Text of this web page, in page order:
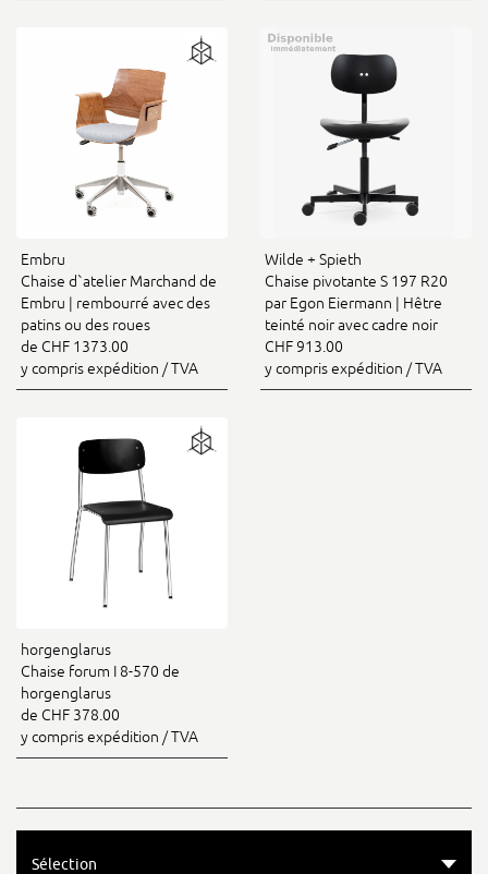
Embru
Chaise d`atelier Marchand de
Embru | rembourré avec des
patins ou des roues
de CHF 1373.00
y compris expédition / TVA
Wilde + Spieth
Chaise pivotante S 197 R20
par Egon Eiermann | Hêtre
teinté noir avec cadre noir
CHF 913.00
y compris expédition / TVA
horgenglarus
Chaise forum I 8-570 de
horgenglarus
de CHF 378.00
y compris expédition / TVA
Sélection